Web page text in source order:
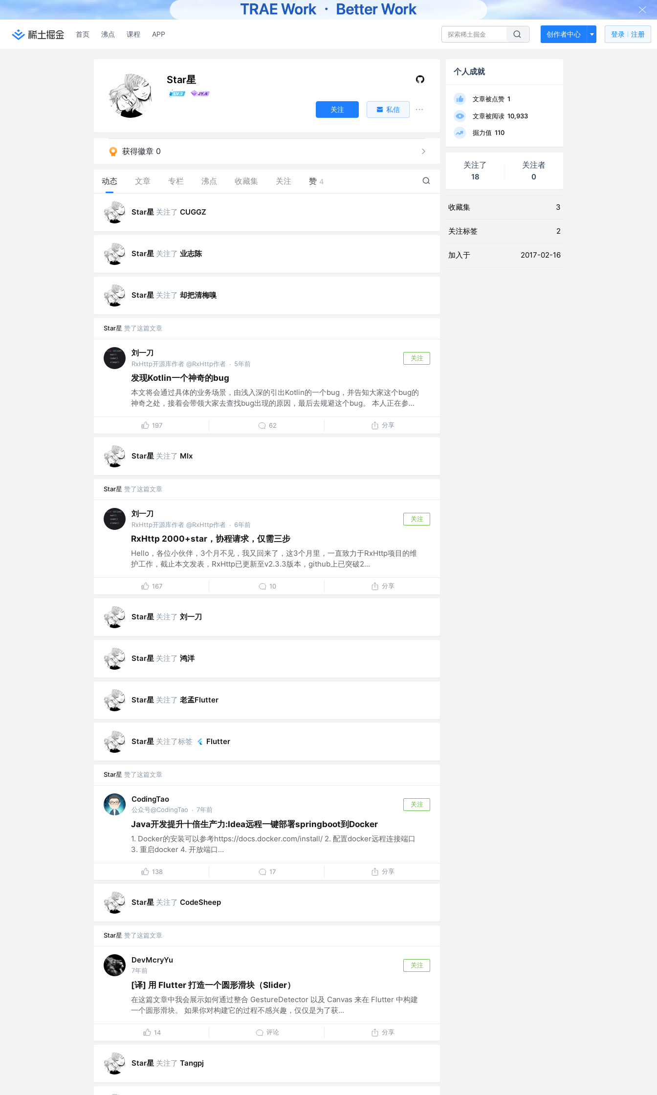
首页 沸点 课程 APP 创作者中心 登录 注册
Star星
关注 私信
获得徽章 0
动态 文章 专栏 沸点 收藏集 关注 赞 4
Star星 关注了 CUGGZ
Star星 关注了 业志陈
Star星 关注了 却把清梅嗅
Star星 赞了这篇文章
刘一刀
RxHttp开源库作者 @RxHttp作者 · 5年前
关注
发现Kotlin一个神奇的bug
本文将会通过具体的业务场景，由浅入深的引出Kotlin的一个bug，并告知大家这个bug的
神奇之处，接着会带领大家去查找bug出现的原因，最后去规避这个bug。 本人正在参...
197 62 分享
Star星 关注了 Mlx
Star星 赞了这篇文章
刘一刀
RxHttp开源库作者 @RxHttp作者 · 6年前
关注
RxHttp 2000+star，协程请求，仅需三步
Hello，各位小伙伴，3个月不见，我又回来了，这3个月里，一直致力于RxHttp项目的维
护工作，截止本文发表，RxHttp已更新至v2.3.3版本，github上已突破2...
167 10 分享
Star星 关注了 刘一刀
Star星 关注了 鸿洋
Star星 关注了 老孟Flutter
Star星 关注了标签 Flutter
Star星 赞了这篇文章
CodingTao
公众号@CodingTao · 7年前
关注
Java开发提升十倍生产力:Idea远程一键部署springboot到Docker
1. Docker的安装可以参考https://docs.docker.com/install/ 2. 配置docker远程连接端口
3. 重启docker 4. 开放端口...
138 17 分享
Star星 关注了 CodeSheep
Star星 赞了这篇文章
DevMcryYu
7年前
关注
[译] 用 Flutter 打造一个圆形滑块（Slider）
在这篇文章中我会展示如何通过整合 GestureDetector 以及 Canvas 来在 Flutter 中构建
一个圆形滑块。 如果你对构建它的过程不感兴趣，仅仅是为了获...
14 评论 分享
Star星 关注了 Tangpj
个人成就
文章被点赞 1
文章被阅读 10,933
掘力值 110
关注了
18
关注者
0
收藏集 3
关注标签 2
加入于 2017-02-16